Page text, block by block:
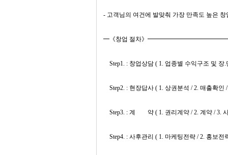
- 고객님의 여건에 발맞춰 가장 만족도 높은
━《창업 절차》
Step1. : 창업상담 ( 1. 업종별 수익구조 및 장.
Step2. : 현장답사 ( 1. 상권분석 / 2. 매출확인
Step3. : 계 약 ( 1. 권리계약 / 2. 계약 / 3.
Step4. : 사후관리 ( 1. 마케팅전략 / 2. 홍보전